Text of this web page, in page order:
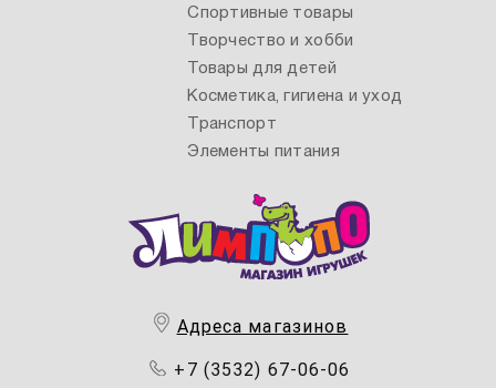
Адреса магазинов
+7 (3532) 67-06-06
Спортивные товары
Творчество и хобби
Товары для детей
Косметика, гигиена и уход
Транспорт
Элементы питания